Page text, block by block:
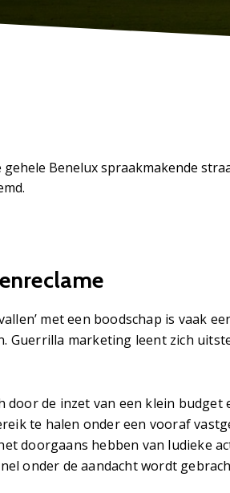
Benelux spraakmakende
met een boodschap is vaak
Guerrilla marketing leent zich
de inzet van een klein budget
te halen onder een vooraf
doorgaans hebben van ludieke
onder de aandacht wordt